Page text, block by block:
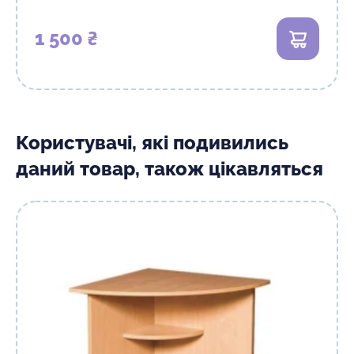
1 500 ₴ В кошик
Користувачі, які подивились
даний товар, також цікавляться